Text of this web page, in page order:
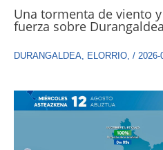
Una tormenta de viento
fuerza sobre Durangaldea
DURANGALDEA ELORRIO / 2026-